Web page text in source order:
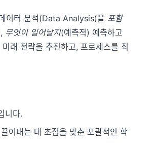
이터 분석(Data Analysis)을 포함
무엇이 일어날지(예측적) 예측하고
래 전략을 추진하고, 프로세스를 최
니다.
어내는 데 초점을 맞춘 포괄적인 학